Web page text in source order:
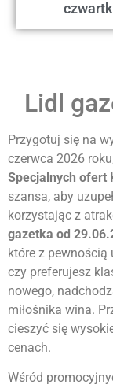
Lidl
Przygotuj się na
czerwca 2026
Specjalnych ofert
szansa, aby
korzystając z
gazetka od
które z pewnością
czy preferujesz
nowego,
miłośnika wina.
cieszyć się
cenach.
Wśród